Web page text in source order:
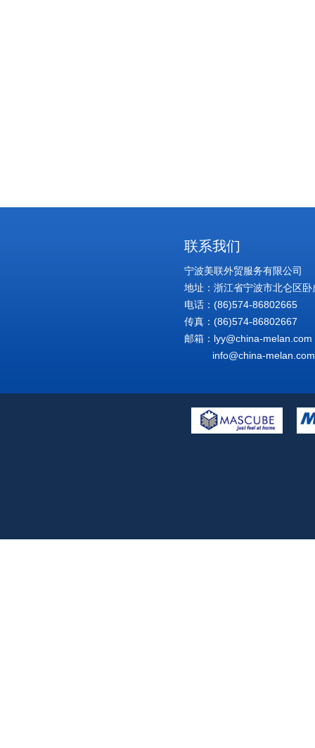
联系我们
宁波美联外贸服务有限公司
地址：浙江省宁波市北仑区
电话：(86)574-86802665
传真：(86)574-86802667
邮箱：lyy@china-melan.com
info@china-melan.com